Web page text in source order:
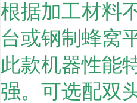
根据加工材料
台或钢制蜂窝
此款机器性能
强。可选配双